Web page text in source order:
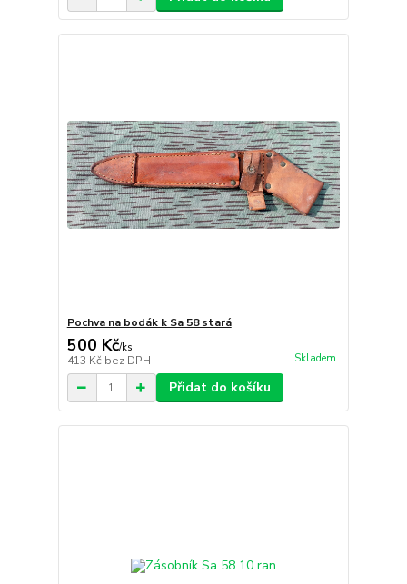
Pochva na bodák k Sa 58 stará
500 Kč/ks
413 Kč bez DPH Skladem
Přidat do košíku